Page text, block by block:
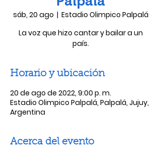
sáb, 20 ago
  |
Estadio Olimpico Palpalá
La voz que hizo cantar y bailar a un
país.
Horario y ubicación
20 de ago de 2022, 9:00 p. m.
Estadio Olimpico Palpalá, Palpalá, Jujuy,
Argentina
Acerca del evento